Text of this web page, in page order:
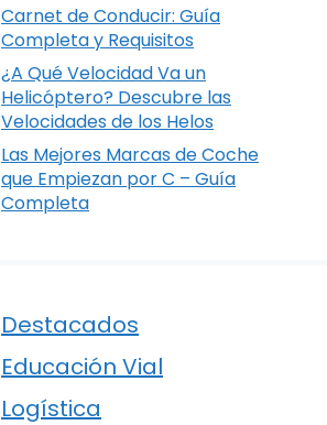
Carnet de Conducir: Guía
Completa y Requisitos
¿A Qué Velocidad Va un
Helicóptero? Descubre las
Velocidades de los Helos
Las Mejores Marcas de Coche
que Empiezan por C – Guía
Completa
Destacados
Educación Vial
Logística